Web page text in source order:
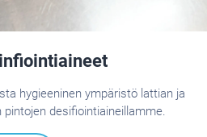
hygieeninen ympäristö lattian ja
pintojen desifiointiaineillamme.